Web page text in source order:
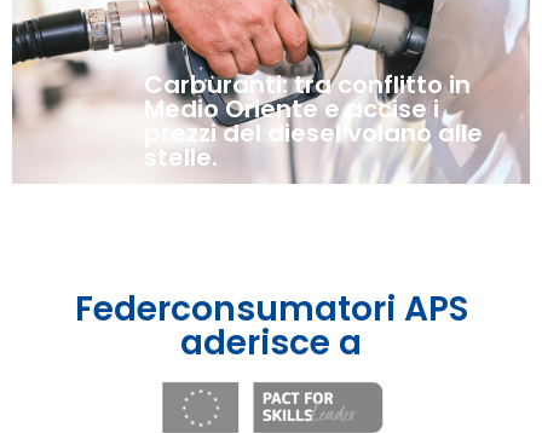
Carburanti: tra conflitto in
Medio Oriente e accise i
prezzi del diesel volano alle
stelle.
Federconsumatori APS
aderisce a